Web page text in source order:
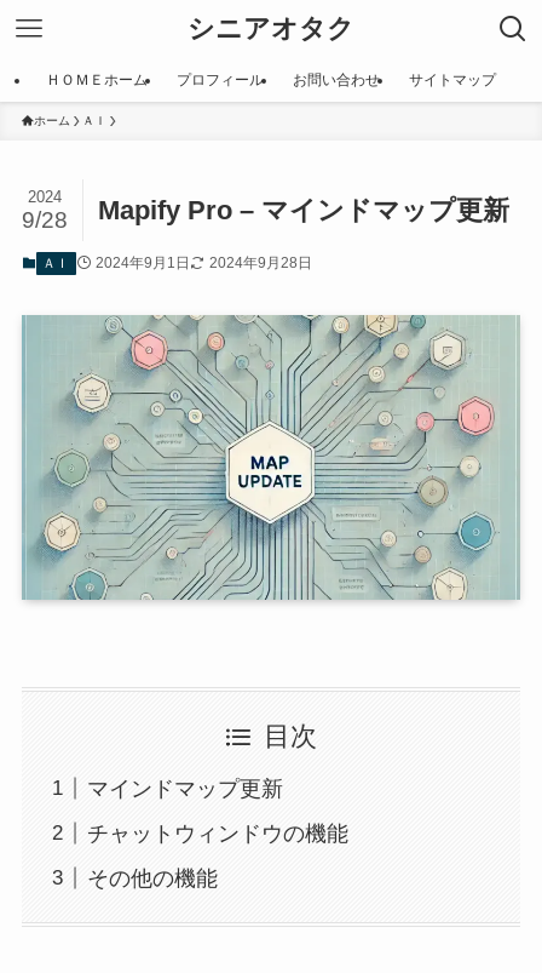
シニアオタク
ＨＯＭＥホーム プロフィール お問い合わせ サイトマップ
ホーム ＡＩ
Mapify Pro – マインドマップ更新
2024
9/28
ＡＩ 2024年9月1日 2024年9月28日
目次
マインドマップ更新
チャットウィンドウの機能
その他の機能